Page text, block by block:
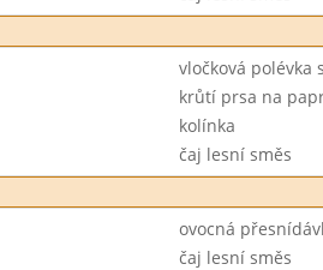
vločková polévka
krůtí prsa na
kolínka
čaj lesní směs
ovocná
čaj lesní směs